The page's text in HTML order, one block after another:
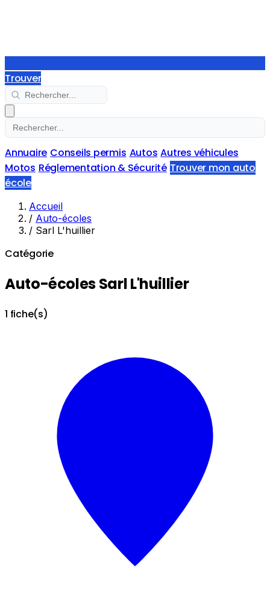
Trouver
Annuaire Conseils permis Autos Autres véhicules
Motos Réglementation & Sécurité Trouver mon auto
école
Accueil
/ Auto-écoles
/ Sarl L'huillier
Catégorie
Auto-écoles Sarl L'huillier
1 fiche(s)